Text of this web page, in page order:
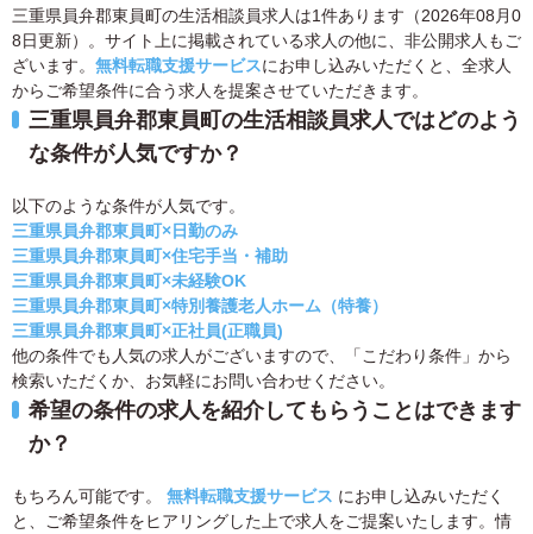
三重県員弁郡東員町の生活相談員求人は1件あります（2026年08月0
8日更新）。サイト上に掲載されている求人の他に、非公開求人もご
ざいます。 無料転職支援サービスにお申し込みいただくと、全求人
からご希望条件に合う求人を提案させていただきます。
三重県員弁郡東員町の生活相談員求人ではどのよう
な条件が人気ですか？
以下のような条件が人気です。
三重県員弁郡東員町×日勤のみ
三重県員弁郡東員町×住宅手当・補助
三重県員弁郡東員町×未経験OK
三重県員弁郡東員町×特別養護老人ホーム（特養）
三重県員弁郡東員町×正社員(正職員)
他の条件でも人気の求人がございますので、「こだわり条件」から
検索いただくか、お気軽にお問い合わせください。
希望の条件の求人を紹介してもらうことはできます
か？
もちろん可能です。 無料転職支援サービス にお申し込みいただく
と、ご希望条件をヒアリングした上で求人をご提案いたします。情